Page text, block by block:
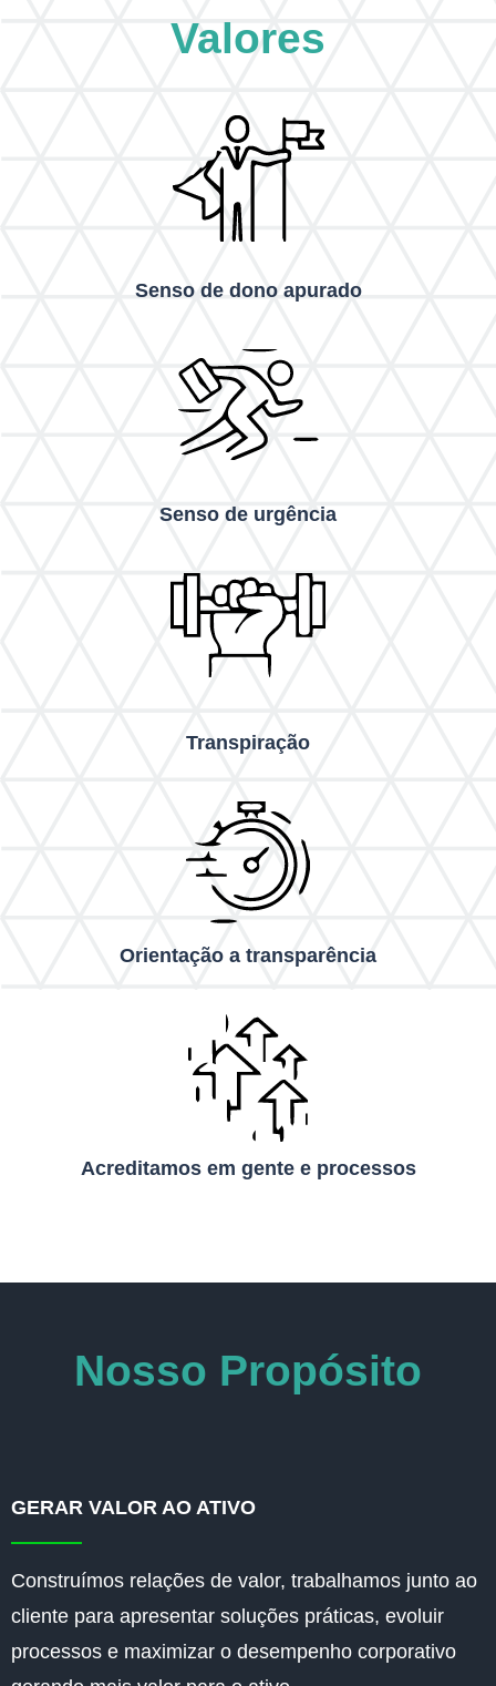
Valores
Senso de dono apurado
Senso de urgência
Transpiração
Orientação a transparência
Acreditamos em gente e processos
Nosso Propósito
GERAR VALOR AO ATIVO
Construímos relações de valor, trabalhamos junto ao
cliente para apresentar soluções práticas, evoluir
processos e maximizar o desempenho corporativo